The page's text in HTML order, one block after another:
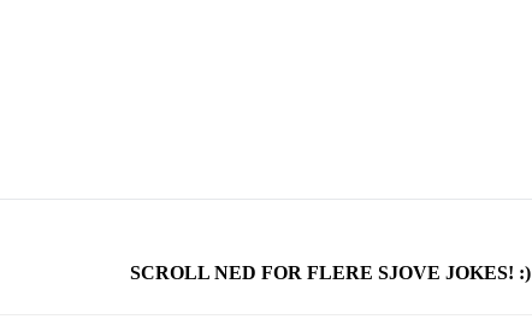
SCROLL NED FOR FLERE SJOVE JOKES! :)